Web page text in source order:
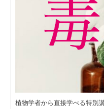
植物学者から直接学べる特別